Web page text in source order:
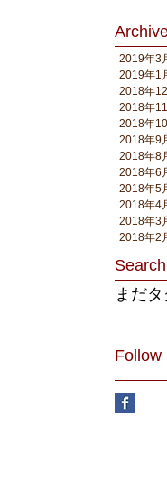
2019年3
2019年1
2018年
2018年
2018年
2018年9
2018年8
2018年6
2018年5
2018年4
2018年3
2018年2
まだ
Follow